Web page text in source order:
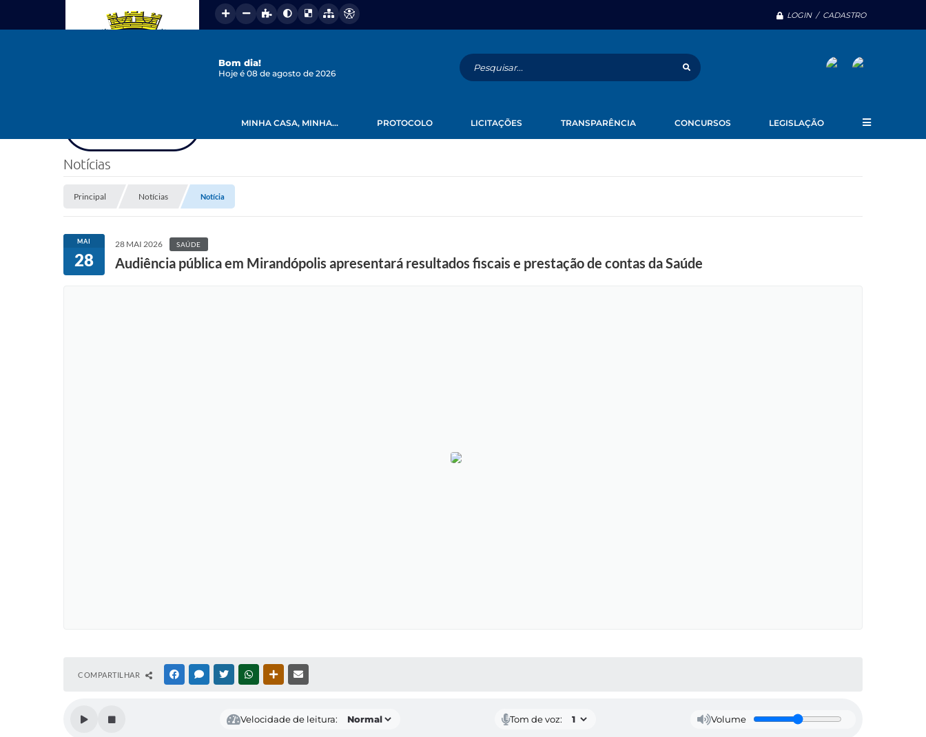
LOGIN / CADASTRO
Bom dia!
Hoje é 08 de agosto de 2026
MINHA CASA, MINHA... PROTOCOLO LICITAÇÕES TRANSPARÊNCIA CONCURSOS LEGISLAÇÃO
Notícias
Principal Notícias Notícia
MAI
28
28 MAI 2026 SAÚDE
Audiência pública em Mirandópolis apresentará resultados fiscais e prestação de contas da Saúde
COMPARTILHAR FACEBOOKMESSENGER
TWITTERWHATSAPPOUTRAS MÍDIAS
Velocidade de leitura: Tom de voz: Volume